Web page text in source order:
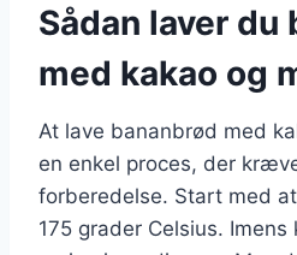
Sådan laver du
med kakao og
At lave bananbrød med
en enkel proces, der
forberedelse. Start med
175 grader Celsius.